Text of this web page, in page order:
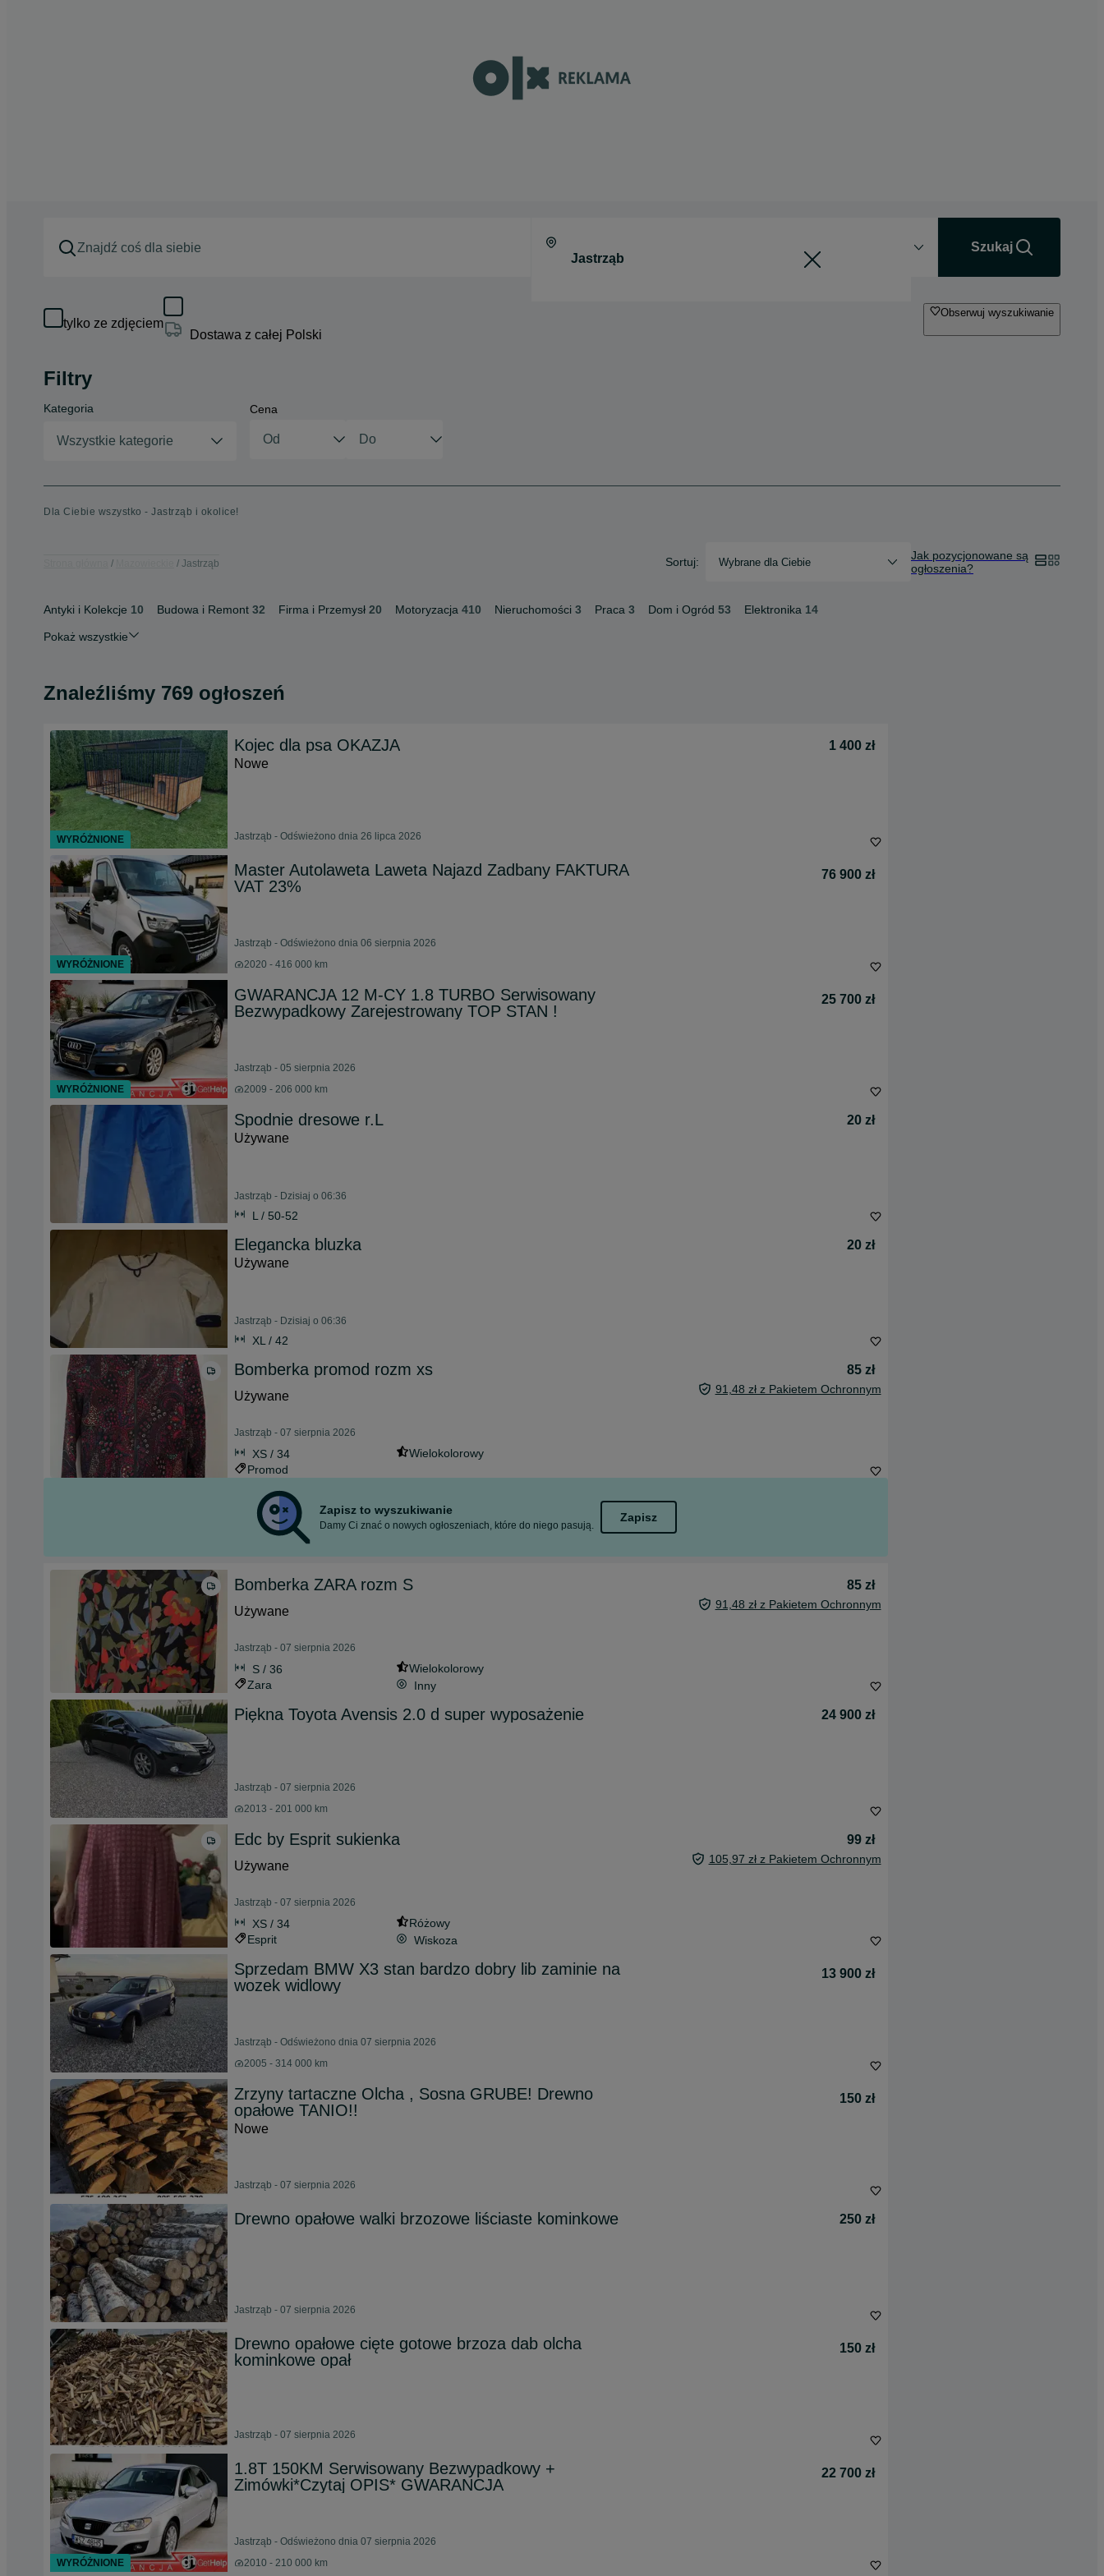
Szukaj
tylko ze zdjęciem
Dostawa z całej Polski
Obserwuj wyszukiwanie
Filtry
Kategoria
Wszystkie kategorie
Cena
Dla Ciebie wszystko - Jastrząb i okolice!
Jastrząb Sortuj: Wybrane dla Ciebie
Jak pozycjonowane są
ogłoszenia?
Antyki i Kolekcje 10 Budowa i Remont 32 Firma i Przemysł 20 Motoryzacja 410 Nieruchomości 3 Praca 3 Dom i Ogród 53 Elektronika 14
Pokaż wszystkie
Znaleźliśmy 769 ogłoszeń
Kojec dla psa OKAZJA
1 400 zł
Nowe
Jastrząb - Odświeżono dnia 26 lipca 2026
Master Autolaweta Laweta Najazd Zadbany FAKTURA
VAT 23%
76 900 zł
Jastrząb - Odświeżono dnia 06 sierpnia 2026
2020 - 416 000 km
GWARANCJA 12 M-CY 1.8 TURBO Serwisowany
Bezwypadkowy Zarejestrowany TOP STAN !
25 700 zł
Jastrząb - 05 sierpnia 2026
2009 - 206 000 km
Spodnie dresowe r.L
20 zł
Używane
Jastrząb - Dzisiaj o 06:36
L / 50-52
Elegancka bluzka
20 zł
Używane
Jastrząb - Dzisiaj o 06:36
XL / 42
Bomberka promod rozm xs
85 zł
Używane
91,48 zł z Pakietem Ochronnym
Jastrząb - 07 sierpnia 2026
XS / 34
Wielokolorowy
Promod
Zapisz to wyszukiwanie
Damy Ci znać o nowych ogłoszeniach, które do niego pasują.
Zapisz
Bomberka ZARA rozm S
85 zł
Używane
91,48 zł z Pakietem Ochronnym
Jastrząb - 07 sierpnia 2026
S / 36
Wielokolorowy
Zara
Inny
Piękna Toyota Avensis 2.0 d super wyposażenie 24 900 zł
Jastrząb - 07 sierpnia 2026
2013 - 201 000 km
Edc by Esprit sukienka
99 zł
Używane
105,97 zł z Pakietem Ochronnym
Jastrząb - 07 sierpnia 2026
XS / 34
Różowy
Esprit
Wiskoza
Sprzedam BMW X3 stan bardzo dobry lib zaminie na
wozek widlowy
13 900 zł
Jastrząb - Odświeżono dnia 07 sierpnia 2026
2005 - 314 000 km
Zrzyny tartaczne Olcha , Sosna GRUBE! Drewno
opałowe TANIO!!
150 zł
Nowe
Jastrząb - 07 sierpnia 2026
Drewno opałowe walki brzozowe liściaste kominkowe 250 zł
Jastrząb - 07 sierpnia 2026
Drewno opałowe cięte gotowe brzoza dab olcha
kominkowe opał
150 zł
Jastrząb - 07 sierpnia 2026
1.8T 150KM Serwisowany Bezwypadkowy +
Zimówki*Czytaj OPIS* GWARANCJA
22 700 zł
Jastrząb - Odświeżono dnia 07 sierpnia 2026
2010 - 210 000 km
WYRÓŻNIONE
WYRÓŻNIONE
WYRÓŻNIONE
WYRÓŻNIONE